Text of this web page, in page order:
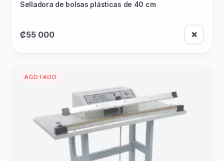
Selladora de bolsas plásticas de 40 cm
₡55 000 ❌
AGOTADO